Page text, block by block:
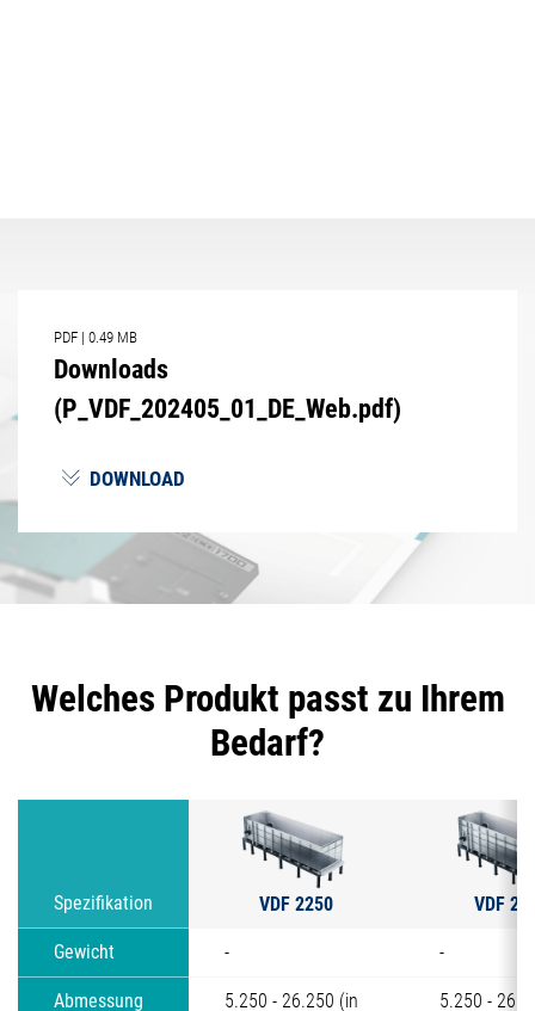
PDF | 0.49 MB
Downloads
(P_VDF_202405_01_DE_Web.pdf)
DOWNLOAD
Welches Produkt passt zu Ihrem
Bedarf?
Spezifikation VDF 2250 VDF
Gewicht - -
Abmessung
5.250 - 26.250 (in
5.250 -